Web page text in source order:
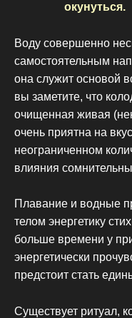
окунуться.
Воду совершенно
самостоятельным
она служит основой
вы заметите, что
очищенная живая
очень приятна на
неограниченном
влияния
Плавание и водные
телом энергетику
больше времени у
энергетически
предстоит стать
Существует ритуал,